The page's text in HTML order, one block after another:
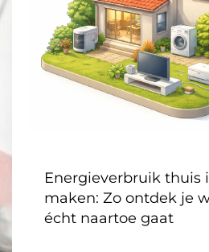
Energieverbruik thuis
maken: Zo ontdek je
écht naartoe gaat